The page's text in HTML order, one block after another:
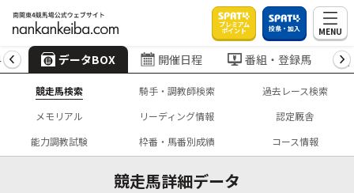
プレミアム
ポイント 投票・加入 MENU
データBOX 開催日程 番組・登録馬
競走馬検索 騎手・調教師検索
過去レース検索
メモリアル
リーディング情報
認定厩舎
能力調教試験
枠番・馬番別成績 コース情報
競走馬詳細データ